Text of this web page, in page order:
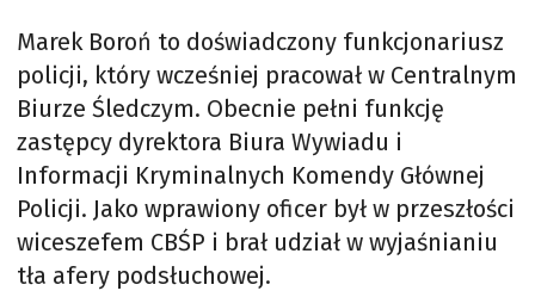
Marek Boroń to doświadczony funkcjonariusz
policji, który wcześniej pracował w Centralnym
Biurze Śledczym. Obecnie pełni funkcję
zastępcy dyrektora Biura Wywiadu i
Informacji Kryminalnych Komendy Głównej
Policji. Jako wprawiony oficer był w przeszłości
wiceszefem CBŚP i brał udział w wyjaśnianiu
tła afery podsłuchowej.